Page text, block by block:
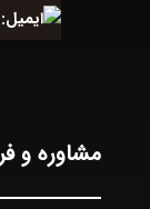
ایمیل:
مشاوره و